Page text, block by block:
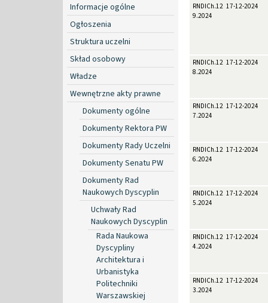
Informacje ogólne
Ogłoszenia
Struktura uczelni
Skład osobowy
Władze
Wewnętrzne akty prawne
Dokumenty ogólne
Dokumenty Rektora PW
Dokumenty Rady Uczelni
Dokumenty Senatu PW
Dokumenty Rad
Naukowych Dyscyplin
Uchwały Rad
Naukowych Dyscyplin
Rada Naukowa
Dyscypliny
Architektura i
Urbanistyka
Politechniki
Warszawskiej
RNDICh.12a-
9.2024
17-12-2024
RNDICh.12a-
8.2024
17-12-2024
RNDICh.12a-
7.2024
17-12-2024
RNDICh.12a-
6.2024
17-12-2024
RNDICh.12a-
5.2024
17-12-2024
RNDICh.12a-
4.2024
17-12-2024
RNDICh.12a-
3.2024
17-12-2024